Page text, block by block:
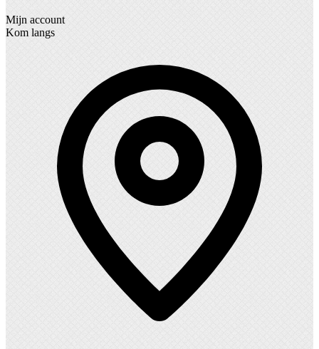
Mijn account
Kom langs